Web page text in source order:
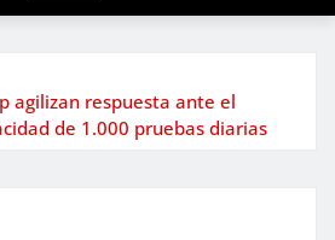
agilizan respuesta ante el
de 1.000 pruebas diarias